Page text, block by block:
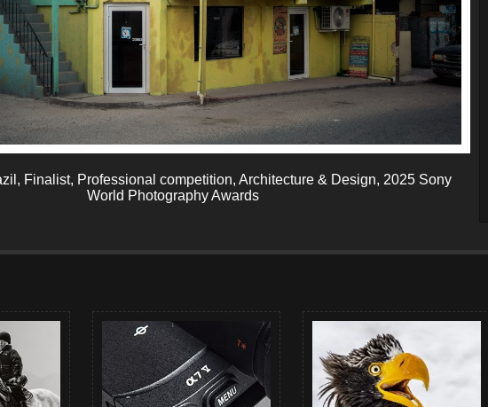
Finalist, Professional competition, Architecture & Design, 2025 Sony
World Photography Awards